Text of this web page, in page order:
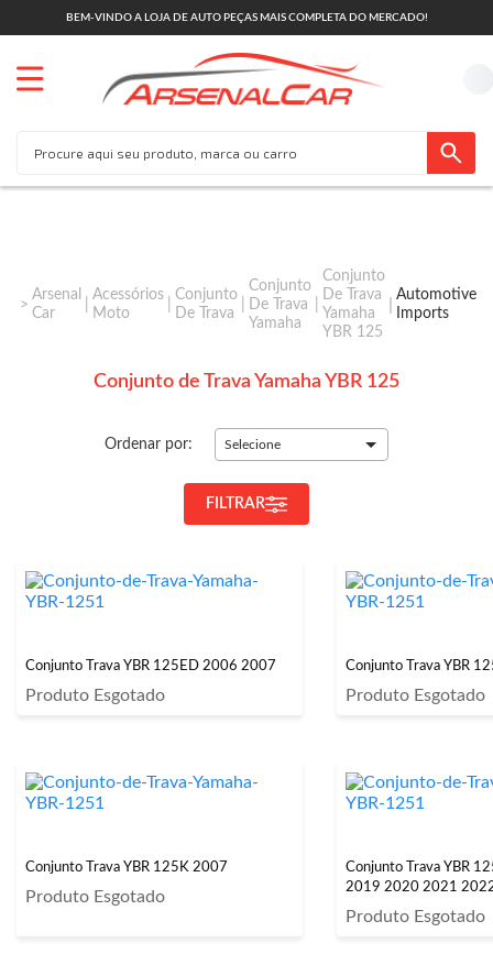
BEM-VINDO A LOJA DE AUTO PEÇAS MAIS COMPLETA DO MERCADO!
Arsenal
Car
Acessórios
Moto
Conjunto
De Trava
Conjunto
De Trava
Yamaha
Conjunto
De Trava
Yamaha
YBR 125
Automotive
Imports
Conjunto de Trava Yamaha YBR 125
Ordenar por: Selecione
FILTRAR
Conjunto Trava YBR 125ED 2006 2007
Produto Esgotado
Conjunto Trava YBR
Produto Esgotado
Conjunto Trava YBR 125K 2007
Produto Esgotado
Conjunto Trava YBR
2019 2020 2021
Produto Esgotado